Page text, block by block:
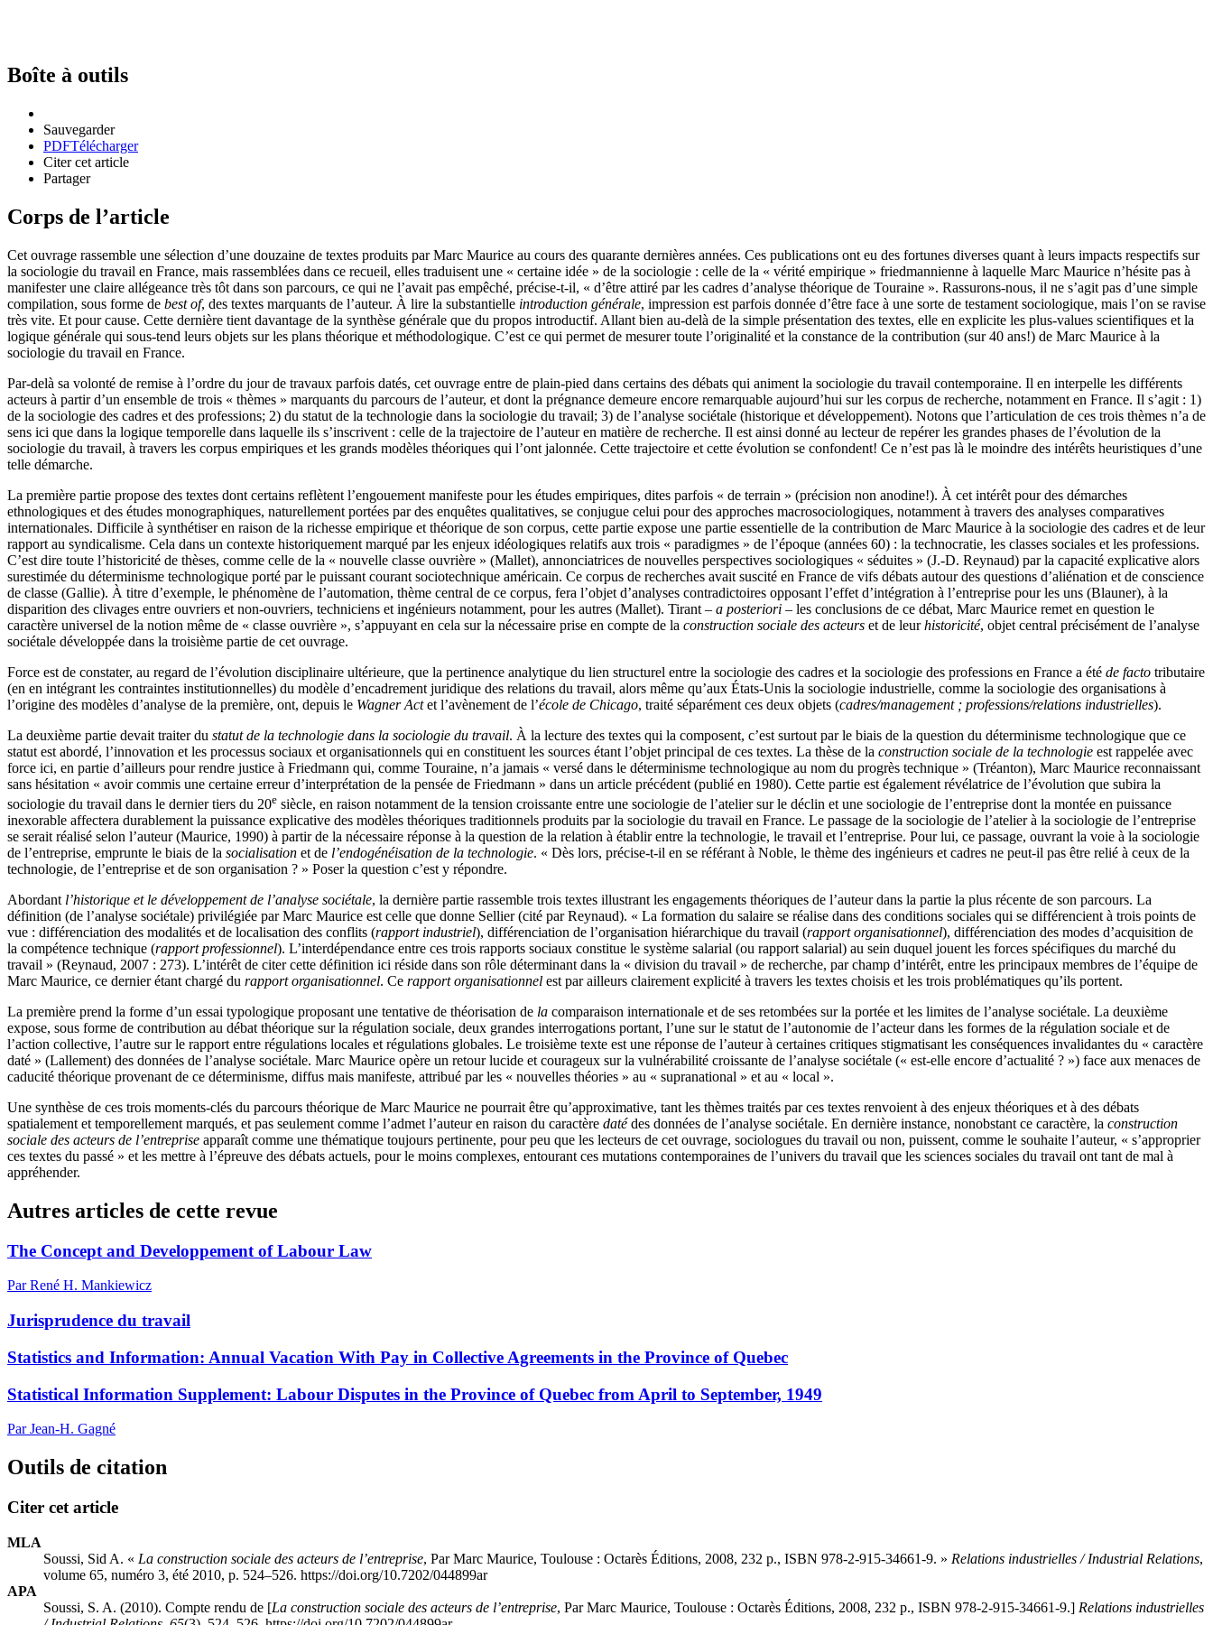
Boîte à outils
Sauvegarder
PDFTélécharger
Citer cet article
Partager
Corps de l’article
Cet ouvrage rassemble une sélection d’une douzaine de textes produits par Marc Maurice au cours des quarante dernières années. Ces publications ont eu des fortunes diverses quant à leurs impacts respectifs sur
la sociologie du travail en France, mais rassemblées dans ce recueil, elles traduisent une « certaine idée » de la sociologie : celle de la « vérité empirique » friedmannienne à laquelle Marc Maurice n’hésite pas à
manifester une claire allégeance très tôt dans son parcours, ce qui ne l’avait pas empêché, précise-t-il, « d’être attiré par les cadres d’analyse théorique de Touraine ». Rassurons-nous, il ne s’agit pas d’une simple
compilation, sous forme de best of, des textes marquants de l’auteur. À lire la substantielle introduction générale, impression est parfois donnée d’être face à une sorte de testament sociologique, mais l’on se ravise
très vite. Et pour cause. Cette dernière tient davantage de la synthèse générale que du propos introductif. Allant bien au-delà de la simple présentation des textes, elle en explicite les plus-values scientifiques et la
logique générale qui sous-tend leurs objets sur les plans théorique et méthodologique. C’est ce qui permet de mesurer toute l’originalité et la constance de la contribution (sur 40 ans!) de Marc Maurice à la
sociologie du travail en France.
Par-delà sa volonté de remise à l’ordre du jour de travaux parfois datés, cet ouvrage entre de plain-pied dans certains des débats qui animent la sociologie du travail contemporaine. Il en interpelle les différents
acteurs à partir d’un ensemble de trois « thèmes » marquants du parcours de l’auteur, et dont la prégnance demeure encore remarquable aujourd’hui sur les corpus de recherche, notamment en France. Il s’agit : 1)
de la sociologie des cadres et des professions; 2) du statut de la technologie dans la sociologie du travail; 3) de l’analyse sociétale (historique et développement). Notons que l’articulation de ces trois thèmes n’a de
sens ici que dans la logique temporelle dans laquelle ils s’inscrivent : celle de la trajectoire de l’auteur en matière de recherche. Il est ainsi donné au lecteur de repérer les grandes phases de l’évolution de la
sociologie du travail, à travers les corpus empiriques et les grands modèles théoriques qui l’ont jalonnée. Cette trajectoire et cette évolution se confondent! Ce n’est pas là le moindre des intérêts heuristiques d’une
telle démarche.
La première partie propose des textes dont certains reflètent l’engouement manifeste pour les études empiriques, dites parfois « de terrain » (précision non anodine!). À cet intérêt pour des démarches
ethnologiques et des études monographiques, naturellement portées par des enquêtes qualitatives, se conjugue celui pour des approches macrosociologiques, notamment à travers des analyses comparatives
internationales. Difficile à synthétiser en raison de la richesse empirique et théorique de son corpus, cette partie expose une partie essentielle de la contribution de Marc Maurice à la sociologie des cadres et de leur
rapport au syndicalisme. Cela dans un contexte historiquement marqué par les enjeux idéologiques relatifs aux trois « paradigmes » de l’époque (années 60) : la technocratie, les classes sociales et les professions.
C’est dire toute l’historicité de thèses, comme celle de la « nouvelle classe ouvrière » (Mallet), annonciatrices de nouvelles perspectives sociologiques « séduites » (J.-D. Reynaud) par la capacité explicative alors
surestimée du déterminisme technologique porté par le puissant courant sociotechnique américain. Ce corpus de recherches avait suscité en France de vifs débats autour des questions d’aliénation et de conscience
de classe (Gallie). À titre d’exemple, le phénomène de l’automation, thème central de ce corpus, fera l’objet d’analyses contradictoires opposant l’effet d’intégration à l’entreprise pour les uns (Blauner), à la
disparition des clivages entre ouvriers et non-ouvriers, techniciens et ingénieurs notamment, pour les autres (Mallet). Tirant – a posteriori – les conclusions de ce débat, Marc Maurice remet en question le
caractère universel de la notion même de « classe ouvrière », s’appuyant en cela sur la nécessaire prise en compte de la construction sociale des acteurs et de leurhistoricité, objet central précisément de l’analyse
sociétale développée dans la troisième partie de cet ouvrage.
Force est de constater, au regard de l’évolution disciplinaire ultérieure, que la pertinence analytique du lien structurel entre la sociologie des cadres et la sociologie des professions en France a été de facto tributaire
(en en intégrant les contraintes institutionnelles) du modèle d’encadrement juridique des relations du travail, alors même qu’aux États-Unis la sociologie industrielle, comme la sociologie des organisations à
l’origine des modèles d’analyse de la première, ont, depuis le Wagner Actet l’avènement de l’école de Chicago, traité séparément ces deux objets (cadres/management ; professions/relations industrielles).
La deuxième partie devait traiter du statut de la technologie dans la sociologie du travail. À la lecture des textes qui la composent, c’est surtout par le biais de la question du déterminisme technologique que ce
statut est abordé, l’innovation et les processus sociaux et organisationnels qui en constituent les sources étant l’objet principal de ces textes. La thèse de la construction sociale de la technologie est rappelée avec
force ici, en partie d’ailleurs pour rendre justice à Friedmann qui, comme Touraine, n’a jamais « versé dans le déterminisme technologique au nom du progrès technique » (Tréanton), Marc Maurice reconnaissant
sans hésitation « avoir commis une certaine erreur d’interprétation de la pensée de Friedmann » dans un article précédent (publié en 1980). Cette partie est également révélatrice de l’évolution que subira la
sociologie du travail dans le dernier tiers du 20e siècle, en raison notamment de la tension croissante entre une sociologie de l’atelier sur le déclin et une sociologie de l’entreprise dont la montée en puissance
inexorable affectera durablement la puissance explicative des modèles théoriques traditionnels produits par la sociologie du travail en France. Le passage de la sociologie de l’atelier à la sociologie de l’entreprise
se serait réalisé selon l’auteur (Maurice, 1990) à partir de la nécessaire réponse à la question de la relation à établir entre la technologie, le travail et l’entreprise. Pour lui, ce passage, ouvrant la voie à la sociologie
de l’entreprise, emprunte le biais de la socialisation et de l’endogénéisation de la technologie. « Dès lors, précise-t-il en se référant à Noble, le thème des ingénieurs et cadres ne peut-il pas être relié à ceux de la
technologie, de l’entreprise et de son organisation ? » Poser la question c’est y répondre.
Abordant l’historique et le développement de l’analyse sociétale, la dernière partie rassemble trois textes illustrant les engagements théoriques de l’auteur dans la partie la plus récente de son parcours. La
définition (de l’analyse sociétale) privilégiée par Marc Maurice est celle que donne Sellier (cité par Reynaud). « La formation du salaire se réalise dans des conditions sociales qui se différencient à trois points de
vue : différenciation des modalités et de localisation des conflits (rapport industriel), différenciation de l’organisation hiérarchique du travail (rapport organisationnel), différenciation des modes d’acquisition de
la compétence technique (rapport professionnel). L’interdépendance entre ces trois rapports sociaux constitue le système salarial (ou rapport salarial) au sein duquel jouent les forces spécifiques du marché du
travail » (Reynaud, 2007 : 273). L’intérêt de citer cette définition ici réside dans son rôle déterminant dans la « division du travail » de recherche, par champ d’intérêt, entre les principaux membres de l’équipe de
Marc Maurice, ce dernier étant chargé du rapport organisationnel. Ce rapport organisationnel est par ailleurs clairement explicité à travers les textes choisis et les trois problématiques qu’ils portent.
La première prend la forme d’un essai typologique proposant une tentative de théorisation de la comparaison internationale et de ses retombées sur la portée et les limites de l’analyse sociétale. La deuxième
expose, sous forme de contribution au débat théorique sur la régulation sociale, deux grandes interrogations portant, l’une sur le statut de l’autonomie de l’acteur dans les formes de la régulation sociale et de
l’action collective, l’autre sur le rapport entre régulations locales et régulations globales. Le troisième texte est une réponse de l’auteur à certaines critiques stigmatisant les conséquences invalidantes du « caractère
daté » (Lallement) des données de l’analyse sociétale. Marc Maurice opère un retour lucide et courageux sur la vulnérabilité croissante de l’analyse sociétale (« est-elle encore d’actualité ? ») face aux menaces de
caducité théorique provenant de ce déterminisme, diffus mais manifeste, attribué par les « nouvelles théories » au « supranational » et au « local ».
Une synthèse de ces trois moments-clés du parcours théorique de Marc Maurice ne pourrait être qu’approximative, tant les thèmes traités par ces textes renvoient à des enjeux théoriques et à des débats
spatialement et temporellement marqués, et pas seulement comme l’admet l’auteur en raison du caractère datédes données de l’analyse sociétale. En dernière instance, nonobstant ce caractère, la construction
sociale des acteurs de l’entreprise apparaît comme une thématique toujours pertinente, pour peu que les lecteurs de cet ouvrage, sociologues du travail ou non, puissent, comme le souhaite l’auteur, « s’approprier
ces textes du passé » et les mettre à l’épreuve des débats actuels, pour le moins complexes, entourant ces mutations contemporaines de l’univers du travail que les sciences sociales du travail ont tant de mal à
appréhender.
Autres articles de cette revue
The Concept and Developpement of Labour Law
Par René H. Mankiewicz
Jurisprudence du travail
Statistics and Information: Annual Vacation With Pay in Collective Agreements in the Province of Quebec
Statistical Information Supplement: Labour Disputes in the Province of Quebec from April to September, 1949
Par Jean-H. Gagné
Outils de citation
Citer cet article
MLA
Soussi, Sid A. « La construction sociale des acteurs de l’entreprise, Par Marc Maurice, Toulouse : Octarès Éditions, 2008, 232 p., ISBN 978-2-915-34661-9. » Relations industrielles / Industrial Relations,
volume 65, numéro 3, été 2010, p. 524–526. https://doi.org/10.7202/044899ar
APA
Soussi, S. A. (2010). Compte rendu de [La construction sociale des acteurs de l’entreprise, Par Marc Maurice, Toulouse : Octarès Éditions, 2008, 232 p., ISBN 978-2-915-34661-9.] Relations industrielles